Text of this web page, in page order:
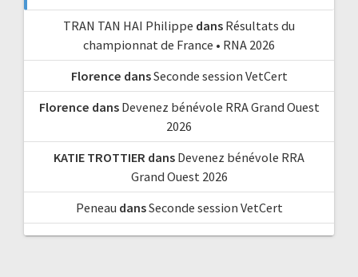
TRAN TAN HAI Philippe dans Résultats du
championnat de France • RNA 2026
Florence dansSeconde session VetCert
Florence dans Devenez bénévole RRA Grand Ouest
2026
KATIE TROTTIER dans Devenez bénévole RRA
Grand Ouest 2026
Peneau dansSeconde session VetCert